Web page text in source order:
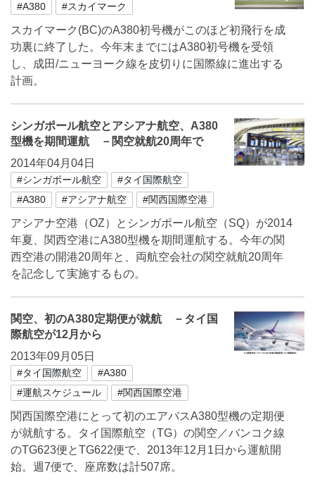
#A380 #スカイマーク
スカイマーク(BC)のA380初号機がこのほど初飛行を成
功裏に終了した。今年末までにはA380初号機を受領
し、成田/ニューヨーク線を皮切りに国際線に進出する
計画。
シンガポール航空とアシアナ航空、A380
型機を期間運航 －関空就航20周年で
2014年04月04日
#シンガポール航空
#タイ国際航空
#A380
#アシアナ航空 #関西国際空港
アシアナ空港（OZ）とシンガポール航空（SQ）が2014
年夏、関西空港にA380型機を期間運航する。今年の関
西空港の開港20周年と、両航空会社の関空就航20周年
を記念して実施するもの。
関空、初のA380定期便が就航 －タイ国
際航空が12月から
2013年09月05日
#タイ国際航空
#A380
#運航スケジュール
#関西国際空港
関西国際空港にとって初のエアバスA380型機の定期便
が就航する。タイ国際航空（TG）の関空／バンコク線
のTG623便とTG622便で、2013年12月1日から運航開
始。週7便で、座席数は計507席。